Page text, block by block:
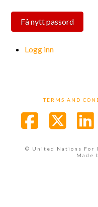
Få nytt passord
Logg inn
TERMS AND
© United Nations For
Made